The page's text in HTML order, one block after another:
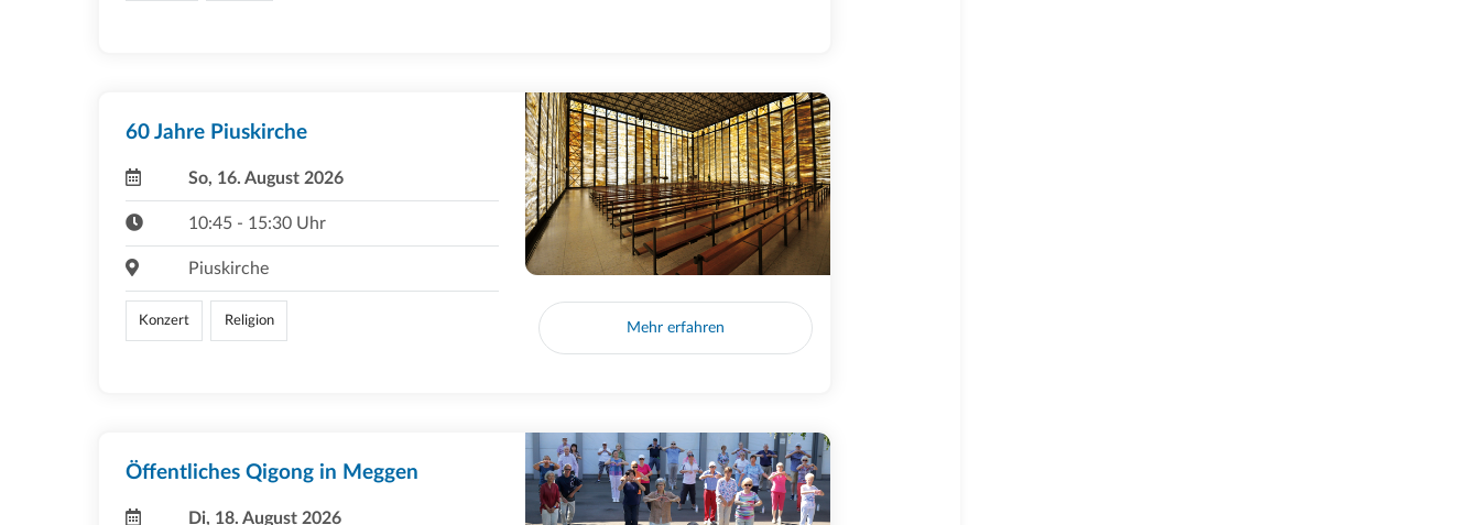
60 Jahre Piuskirche
So, 16. August 2026
10:45 - 15:30 Uhr
Piuskirche
Konzert Religion Mehr erfahren
Öffentliches Qigong in Meggen
Di, 18. August 2026